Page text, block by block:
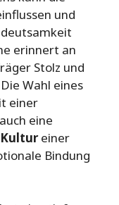
und
erinnert an
Stolz und
Wahl eines
einer
eine
Kultureiner
Bindung